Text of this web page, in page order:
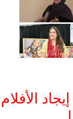
الأفلام